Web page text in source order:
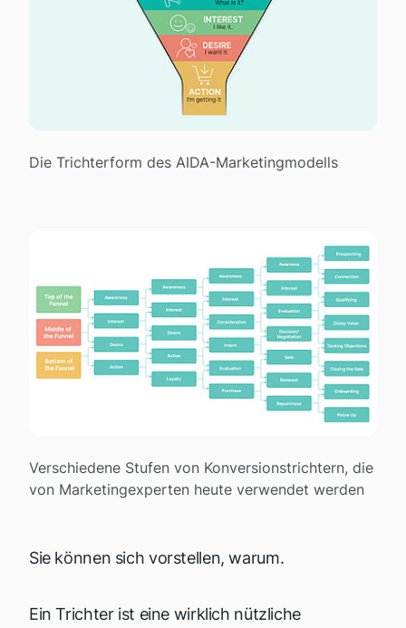
Die Trichterform des AIDA-Marketingmodells
Verschiedene Stufen von Konversionstrichtern, die
von Marketingexperten heute verwendet werden
Sie können sich vorstellen, warum.
Ein Trichter ist eine wirklich nützliche